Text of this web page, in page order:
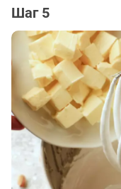
Шаг 5